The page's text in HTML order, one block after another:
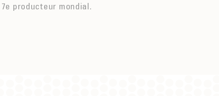
7e producteur mondial.